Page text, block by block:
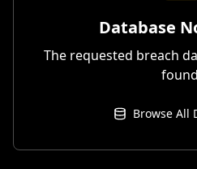
Database
The requested breach
Browse All